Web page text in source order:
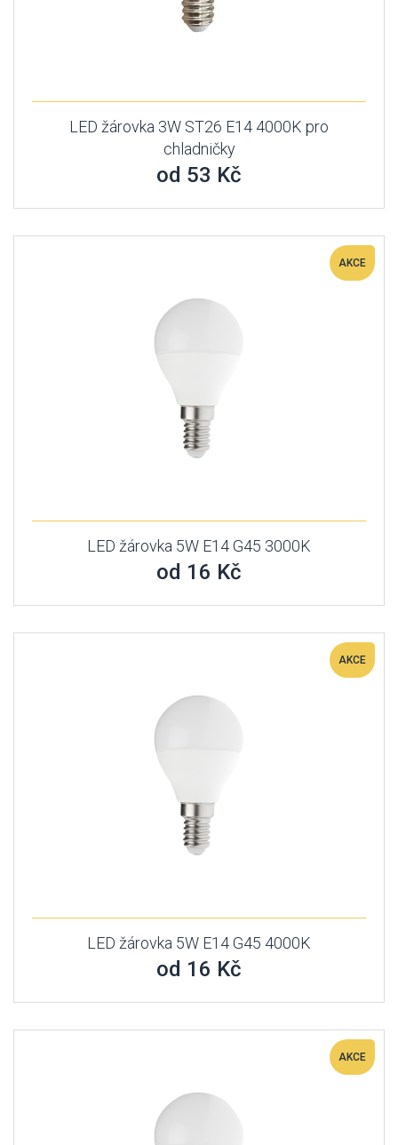
LED žárovka 3W ST26 E14 4000K pro
chladničky
od 53 Kč
AKCE
LED žárovka 5W E14 G45 3000K
od 16 Kč
AKCE
LED žárovka 5W E14 G45 4000K
od 16 Kč
AKCE